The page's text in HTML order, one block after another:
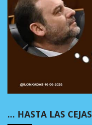
… HASTA LAS CEJAS